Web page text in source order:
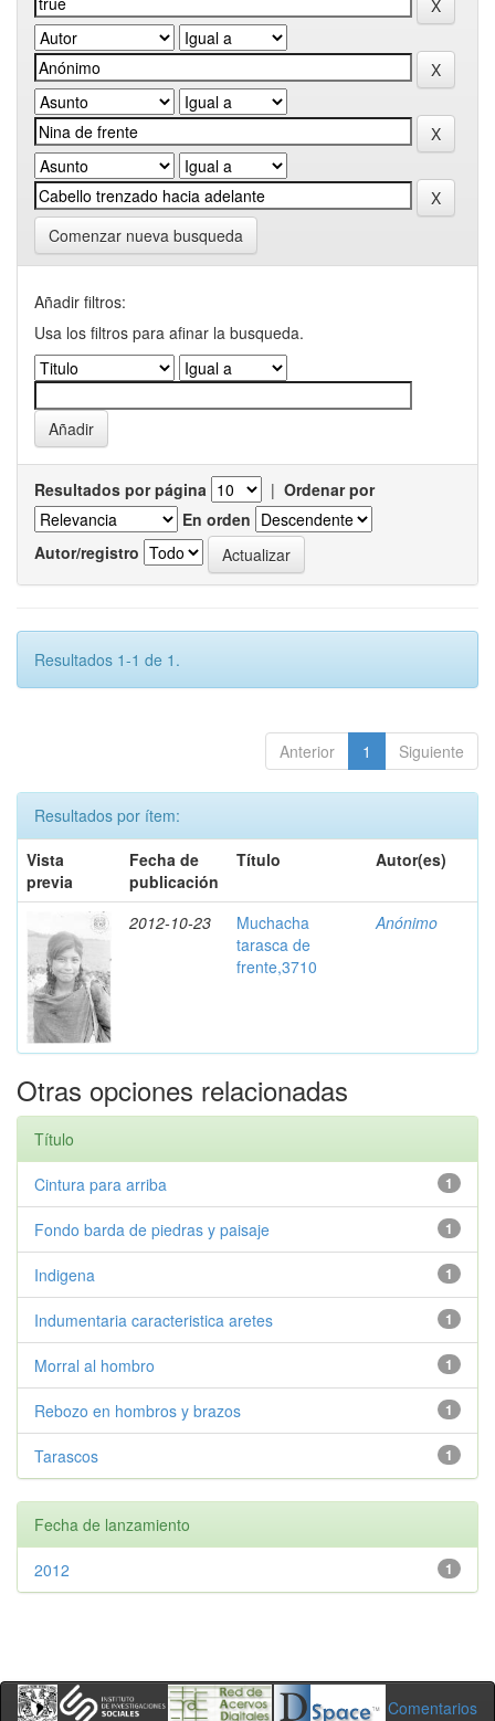
Comenzar nueva busqueda
Añadir filtros:
Usa los filtros para afinar la busqueda.
Resultados por página | Ordenar por
En orden
Autor/registro
Resultados 1-1 de 1.
Anterior 1 Siguiente
Resultados por ítem:
Vista
previa
Fecha de
publicación
Título Autor(es)
2012-10-23
Muchacha
tarasca de
frente,3710
Anónimo
Otras opciones relacionadas
Título
1
Cintura para arriba
1
Fondo barda de piedras y paisaje
1
Indigena
1
Indumentaria caracteristica aretes
1
Morral al hombro
1
Rebozo en hombros y brazos
1
Tarascos
Fecha de lanzamiento
1
2012
Comentarios